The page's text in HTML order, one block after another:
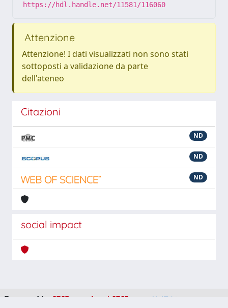
https://hdl.handle.net/11581/116060
Attenzione
Attenzione! I dati visualizzati non sono stati
sottoposti a validazione da parte
dell'ateneo
Citazioni
ND
ND
ND
social impact
Powered by IRIS about IRIS